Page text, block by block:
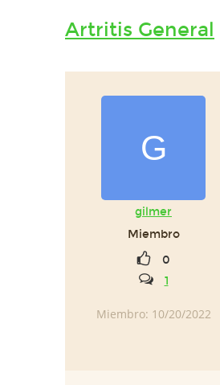
Artritis General
G
gilmer
Miembro
0
1
Miembro: 10/20/2022